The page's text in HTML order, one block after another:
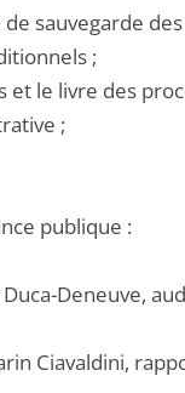
sauvegarde
;
et le livre des
;
publique :
Deneuve,
Ciavaldini,